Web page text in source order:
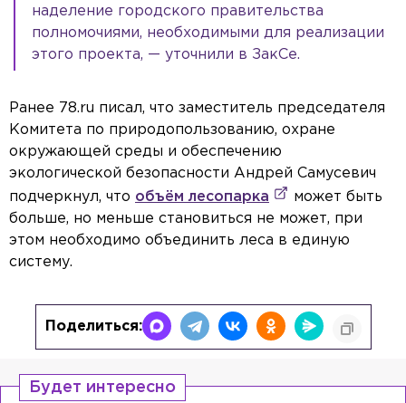
наделение городского правительства
полномочиями, необходимыми для реализации
этого проекта, — уточнили в ЗакСе.
Ранее 78.ru писал, что заместитель председателя
Комитета по природопользованию, охране
окружающей среды и обеспечению
экологической безопасности Андрей Самусевич
подчеркнул, что объём лесопарка
может быть
больше, но меньше становиться не может, при
этом необходимо объединить леса в единую
систему.
Поделиться:
Будет интересно